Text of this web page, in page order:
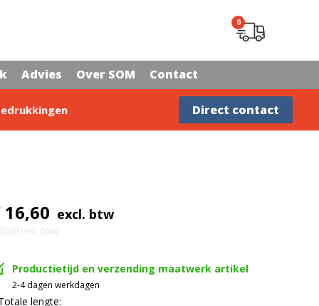
0
Advies Over SOM Contact
Direct contact
16,60 excl. btw
(inc. btw)
Productietijd en verzending maatwerk artikel
2-4 dagen werkdagen
lengte: